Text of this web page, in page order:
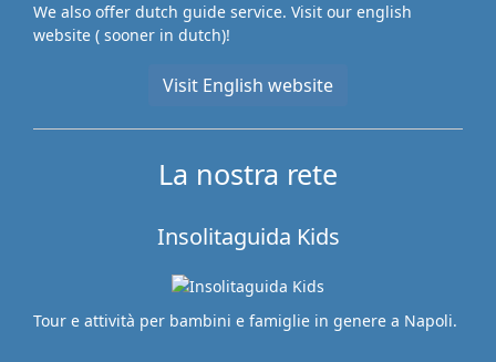
We also offer dutch guide service. Visit our english
website ( sooner in dutch)!
Visit English website
La nostra rete
Insolitaguida Kids
Tour e attività per bambini e famiglie in genere a Napoli.